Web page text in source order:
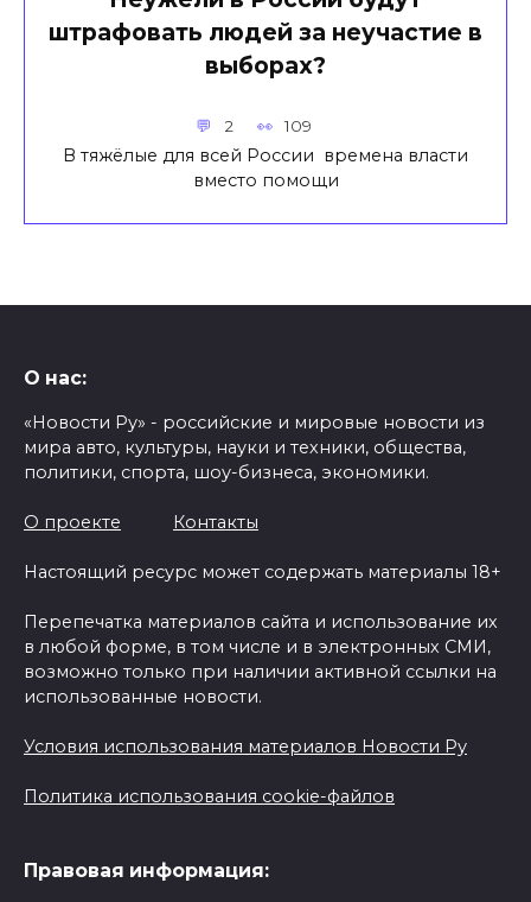
штрафовать людей за неучастие в
выборах?
2 109
В тяжёлые для всей России времена власти
вместо помощи
О нас:
«Новости Ру» - российские и мировые новости из
мира авто, культуры, науки и техники, общества,
политики, спорта, шоу-бизнеса, экономики.
О проекте Контакты
Настоящий ресурс может содержать материалы 18+
Перепечатка материалов сайта и использование их
в любой форме, в том числе и в электронных СМИ,
возможно только при наличии активной ссылки на
использованные новости.
Условия использования материалов Новости Ру
Политика использования cookie-файлов
Правовая информация: